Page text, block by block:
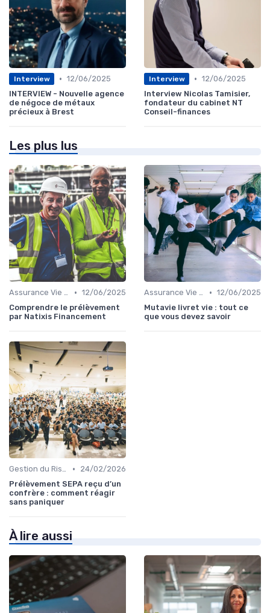
Interview • 12/06/2025
INTERVIEW - Nouvelle agence
de négoce de métaux
précieux à Brest
Interview • 12/06/2025
Interview Nicolas Tamisier,
fondateur du cabinet NT
Conseil-finances
Les plus lus
Assurance Vie et Épargne • 12/06/2025
Comprendre le prélèvement
par Natixis Financement
Assurance Vie et Épargne • 12/06/2025
Mutavie livret vie : tout ce
que vous devez savoir
Gestion du Risque Financier •
24/02/2026
Prélèvement SEPA reçu d’un
confrère : comment réagir
sans paniquer
À lire aussi